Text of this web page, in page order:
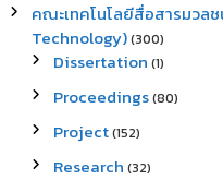
คณะเทคโนโลยีสื่อสารมวล
Technology)(300)
Dissertation (1)
Proceedings(80)
Project(152)
Research (32)